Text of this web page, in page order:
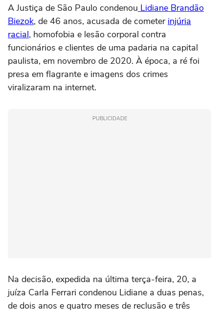
A Justiça de São Paulo condenou Lidiane Brandão
Biezok, de 46 anos, acusada de cometer injúria
racial, homofobia e lesão corporal contra
funcionários e clientes de uma padaria na capital
paulista, em novembro de 2020. À época, a ré foi
presa em flagrante e imagens dos crimes
viralizaram na internet.
PUBLICIDADE
Na decisão, expedida na última terça-feira, 20, a
juíza Carla Ferrari condenou Lidiane a duas penas,
de dois anos e quatro meses de reclusão e três